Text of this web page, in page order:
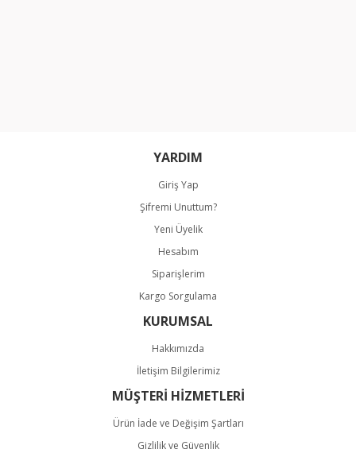
YARDIM
Giriş Yap
Şifremi Unuttum?
Yeni Üyelik
Hesabım
Siparişlerim
Kargo Sorgulama
KURUMSAL
Hakkımızda
İletişim Bilgilerimiz
MÜŞTERİ HİZMETLERİ
Ürün İade ve Değişim Şartları
Gizlilik ve Güvenlik